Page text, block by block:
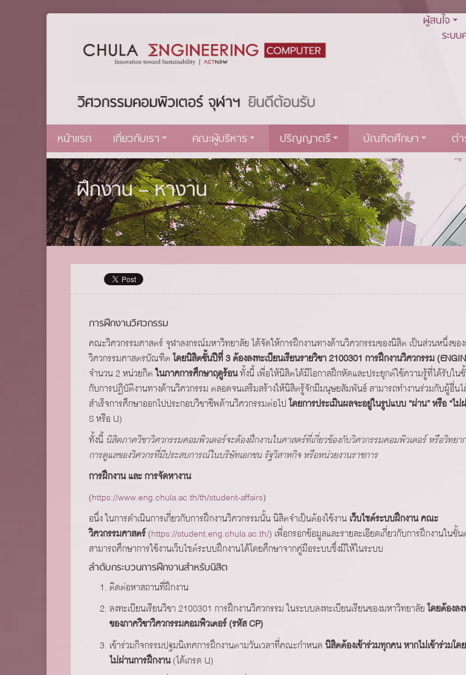
ผู้สนใจ
ระบ
หน้าแรก เกี่ยวกับเรา คณะผู้บริหาร ปริญญาตรี บัณฑิตศึกษา ต
ฝึกงาน – หางาน
การฝึกงานวิศวกรรม
คณะวิศวกรรมศาสตร์ จุฬาลงกรณ์มหาวิทยาลัย ได้จัดให้การฝึกงานทางด้านวิศวกรรมของนิสิต เป็นส่วนหนึ่งขอ
วิศวกรรมศาสตรบัณฑิตโดยนิสิตชั้นปีที่ 3 ต้องลงทะเบียนเรียนรายวิชา 2100301 การฝึกงานวิศวกรรม
จำนวน 2 หน่วยกิตในภาคการศึกษาฤดูร้อนทั้งนี้ เพื่อให้นิสิตได้มีโอกาสฝึกหัดและประยุกต์ใช้ความรู้ที่ได้รับใน
กับการปฏิบัติงานทางด้านวิศวกรรม ตลอดจนเสริมสร้างให้นิสิตรู้จักมีมนุษยสัมพันธ์ สามารถทำงานร่วมกับผู้อื่น
สำเร็จการศึกษาออกไปประกอบวิชาชีพด้านวิศวกรรมต่อไปโดยการประเมินผลจะอยู่ในรูปแบบ “ผ่าน” หรือ “ไม่
S หรือ U)
ทั้งนี้ นิสิตภาควิชาวิศวกรรมคอมพิวเตอร์จะต้องฝึกงานในศาสตร์ที่เกี่ยวข้องกับวิศวกรรมคอมพิวเตอร์ หรือวิทย
การดูแลของวิศวกรที่มีประสบการณ์ในบริษัทเอกชน รัฐวิสาหกิจ หรือหน่วยงานราชการ
การฝึกงาน และ การจัดหางาน
(https://www.eng.chula.ac.th/th/student-affairs)
อนึ่ง ในการดำเนินการเกี่ยวกับการฝึกงานวิศวกรรมนั้น นิสิตจำเป็นต้องใช้งานเว็บไซต์ระบบฝึกงาน คณะ
วิศวกรรมศาสตร์(https://student.eng.chula.ac.th/) เพื่อกรอกข้อมูลและรายละเอียดเกี่ยวกับการฝึกงานใน
สามารถศึกษาการใช้งานเว็บไซต์ระบบฝึกงานได้โดยศึกษาจากคู่มือระบบซึ่งมีให้ในระบบ
ลำดับกระบวนการฝึกงานสำหรับนิสิต
ติดต่อหาสถานที่ฝึกงาน
ลงทะเบียนเรียนวิชา 2100301 การฝึกงานวิศวกรรม ในระบบลงทะเบียนเรียนของมหาวิทยาลัยโดยต้องล
ของภาควิชาวิศวกรรมคอมพิวเตอร์ (รหัส CP)
เข้าร่วมกิจกรรมปฐมนิเทศการฝึกงานตามวันเวลาที่คณะกำหนดนิสิตต้องเข้าร่วมทุกคน หากไม่เข้าร่วมโ
ไม่ผ่านการฝึกงาน(ได้เกรด U)